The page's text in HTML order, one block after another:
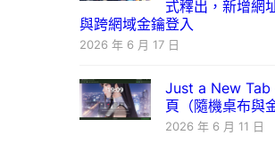
式釋出，新增網
與跨網域金鑰登入
2026 年 6 月 17 日
Just a New Tab
頁（隨機桌布與
2026 年 6 月 11 日